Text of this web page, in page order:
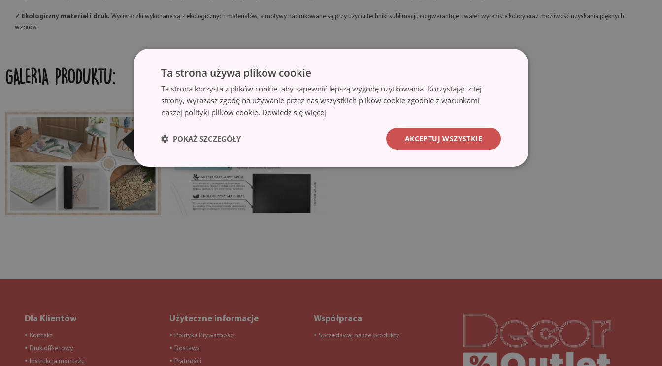
✓ Ekologiczny materiał i druk. Wycieraczki wykonane są z ekologicznych materiałów, a motywy nadrukowane są przy użyciu techniki sublimacji, co gwarantuje trwałe i wyraziste kolory oraz możliwość uzyskania pięknych
wzorów.
GALERIA PRODUKTU:
Dla Klientów
● Kontakt
● Druk offsetowy
● Instrukcja montażu
Użyteczne informacje
● Polityka Prywatności
● Dostawa
● Płatności
Współpraca
● Sprzedawaj nasze produkty Decoroutlet-logo
Ta strona używa plików cookie
Ta strona korzysta z plików cookie, aby zapewnić lepszą wygodę użytkowania. Korzystając z tej
strony, wyrażasz zgodę na używanie przez nas wszystkich plików cookie zgodnie z warunkami
naszej polityki plików cookie. Dowiedz się więcej
AKCEPTUJ WSZYSTKIE
POKAŻ SZCZEGÓŁY